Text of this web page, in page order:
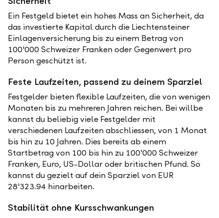
Ein Festgeld bietet ein hohes Mass an Sicherheit, da
das investierte Kapital durch die Liechtensteiner
Einlagenversicherung bis zu einem Betrag von
100'000 Schweizer Franken oder Gegenwert pro
Person geschützt ist.
Feste Laufzeiten, passend zu deinem Sparziel
Festgelder bieten flexible Laufzeiten, die von wenigen
Monaten bis zu mehreren Jahren reichen. Bei willbe
kannst du beliebig viele Festgelder mit
verschiedenen Laufzeiten abschliessen, von 1 Monat
bis hin zu 10 Jahren. Dies bereits ab einem
Startbetrag von 100 bis hin zu 100'000 Schweizer
Franken, Euro, US-Dollar oder britischen Pfund. So
kannst du gezielt auf dein Sparziel von EUR
28'323.94 hinarbeiten.
Stabilität ohne Kursschwankungen